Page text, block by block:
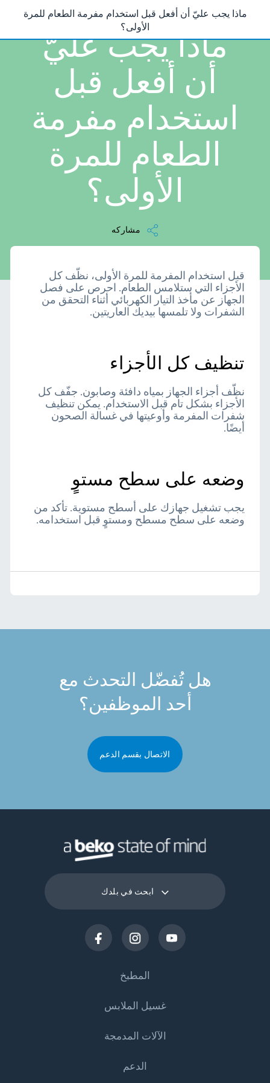
/
...
/ ماذا يجب عليّ أن أفعل قبل استخدام مفرمة الطعام للمرة الأولى؟
1 دقيقه قراءه
ماذا يجب عليّ
أن أفعل قبل
استخدام مفرمة
الطعام للمرة
الأولى؟
مشاركه
ماذا يجب عليّ أن أفعل قبل استخدام مفرمة الطعام للمرة
الأولى؟
قبل استخدام المفرمة للمرة الأولى، نظّف كل
الأجزاء التي ستلامس الطعام. احرص على فصل
الجهاز عن مأخذ التيار الكهربائي أثناء التحقق من
الشفرات ولا تلمسها بيديك العاريتين.
تنظيف كل الأجزاء
نظّف أجزاء الجهاز بمياه دافئة وصابون. جفّف كل
الأجزاء بشكل تام قبل الاستخدام. يمكن تنظيف
شفرات المفرمة وأوعيتها في غسالة الصحون
أيضًا.
وضعه على سطح مستوٍ
يجب تشغيل جهازك على أسطح مستوية. تأكد من
وضعه على سطح مسطح ومستوٍ قبل استخدامه.
هل تُفضّل التحدث مع
أحد الموظفين؟
الاتصال بقسم الدعم
ابحث في بلدك
المطبخ
التبريد
الثلاجات
المجمدات
غسيل الملابس
ماكينات غسيل الملابس
غسالات الملابس
الآلات المدمجة
التبريد
الدعم